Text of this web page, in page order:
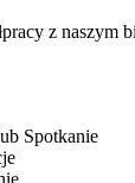
z naszym
Spotkanie